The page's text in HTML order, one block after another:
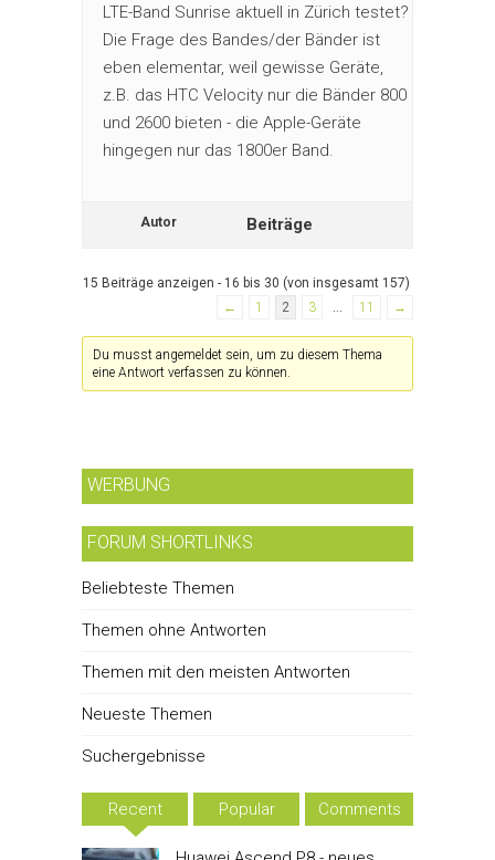
LTE-Band Sunrise aktuell in Zürich testet?
Die Frage des Bandes/der Bänder ist
eben elementar, weil gewisse Geräte,
z.B. das HTC Velocity nur die Bänder 800
und 2600 bieten - die Apple-Geräte
hingegen nur das 1800er Band.
Autor Beiträge
15 Beiträge anzeigen - 16 bis 30 (von insgesamt 157)
←
1 2 3 11 →
Du musst angemeldet sein, um zu diesem Thema
eine Antwort verfassen zu können.
WERBUNG
FORUM SHORTLINKS
Beliebteste Themen
Themen ohne Antworten
Themen mit den meisten Antworten
Neueste Themen
Suchergebnisse
Recent Popular Comments